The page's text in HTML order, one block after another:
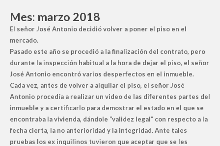
Mes: marzo 2018
El señor José Antonio decidió volver a poner el piso en el
mercado.
Pasado este año se procedió a la finalización del contrato, pero
durante la inspección habitual a la hora de dejar el piso, el señor
José Antonio encontró varios desperfectos en el inmueble.
Cada vez, antes de volver a alquilar el piso, el señor José
Antonio procedía a realizar un video de las diferentes partes del
inmueble y a certificarlo para demostrar el estado en el que se
encontraba la vivienda, dándole “validez legal” con respecto a la
fecha cierta, la no anterioridad y la integridad. Ante tales
pruebas los ex inquilinos tuvieron que aceptar que se les